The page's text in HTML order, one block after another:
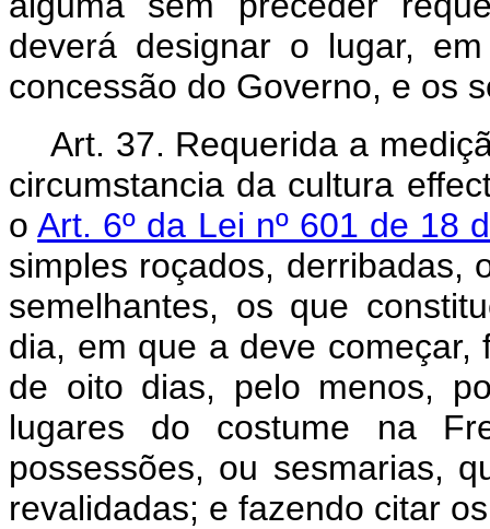
deverá designar o lugar,
concessão do Governo, e os
Art. 37. Requerida a
circumstancia da cultura
oArt. 6º da Lei nº 601 de 18
simples roçados, derribadas,
semelhantes, os que
dia, em que a deve começar,
de oito dias, pelo menos,
lugares do costume na
possessões, ou sesmarias,
revalidadas; e fazendo citar